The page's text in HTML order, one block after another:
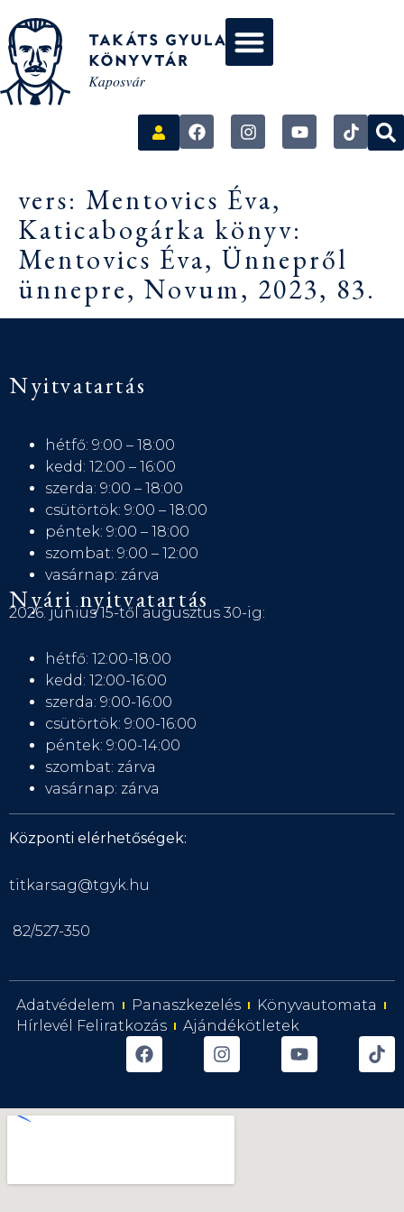
vers: Mentovics Éva,
Katicabogárka könyv:
Mentovics Éva, Ünnepről
ünnepre, Novum, 2023, 83.
Nyitvatartás
hétfő: 9:00 – 18:00
kedd: 12:00 – 16:00
szerda: 9:00 – 18:00
csütörtök: 9:00 – 18:00
péntek: 9:00 – 18:00
szombat: 9:00 – 12:00
vasárnap: zárva
Nyári nyitvatartás
2026. június 15-től augusztus 30-ig:
hétfő: 12:00-18:00
kedd: 12:00-16:00
szerda: 9:00-16:00
csütörtök: 9:00-16:00
péntek: 9:00-14:00
szombat: zárva
vasárnap: zárva
Központi elérhetőségek:
titkarsag@tgyk.hu
82/527-350
Adatvédelem Panaszkezelés
Könyvautomata
Hírlevél Feliratkozás
Ajándékötletek